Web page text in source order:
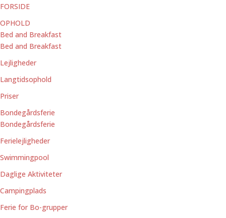
FORSIDE
OPHOLD
Bed and Breakfast
Bed and Breakfast
Lejligheder
Langtidsophold
Priser
Bondegårdsferie
Bondegårdsferie
Ferielejligheder
Swimmingpool
Daglige Aktiviteter
Campingplads
Ferie for Bo-grupper